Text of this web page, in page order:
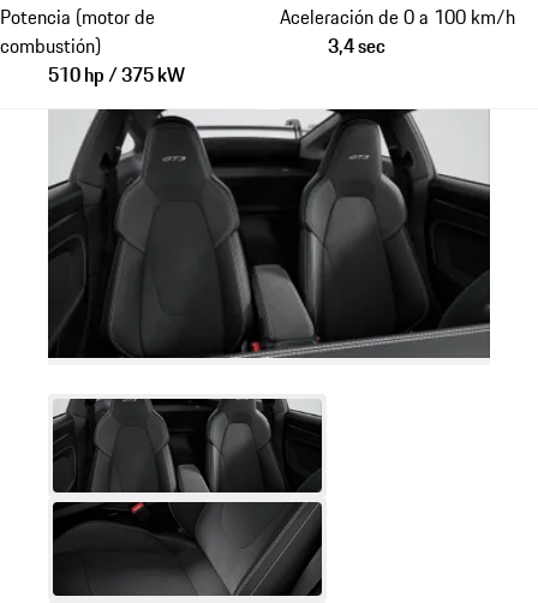
Potencia (motor de
combustión)
510 hp / 375 kW
Aceleración de 0 a 100 km/h
3,4 sec